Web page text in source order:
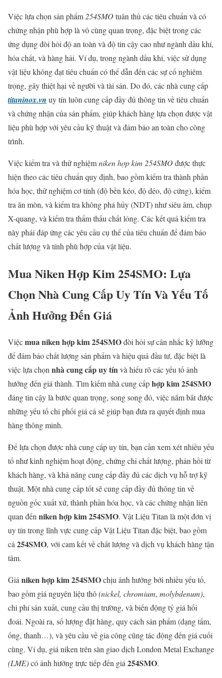
Việc lựa chọn sản phẩm 254SMOtuân thủ các tiêu chuẩn và có
chứng nhận phù hợp là vô cùng quan trọng, đặc biệt trong các
ứng dụng đòi hỏi độ an toàn và độ tin cậy cao như ngành dầu khí,
hóa chất, và hàng hải. Ví dụ, trong ngành dầu khí, việc sử dụng
vật liệu không đạt tiêu chuẩn có thể dẫn đến các sự cố nghiêm
trọng, gây thiệt hại về người và tài sản. Do đó, các nhà cung cấp
titaninox.vn uy tín luôn cung cấp đầy đủ thông tin về tiêu chuẩn
và chứng nhận của sản phẩm, giúp khách hàng lựa chọn được vật
liệu phù hợp với yêu cầu kỹ thuật và đảm bảo an toàn cho công
trình.
Việc kiểm tra và thử nghiệmniken hợp kim 254SMOđược thực
hiện theo các tiêu chuẩn quy định, bao gồm kiểm tra thành phần
hóa học, thử nghiệm cơ tính (độ bền kéo, độ dẻo, độ cứng), kiểm
tra ăn mòn, và kiểm tra không phá hủy (NDT) như siêu âm, chụp
X-quang, và kiểm tra thẩm thấu chất lỏng. Các kết quả kiểm tra
này phải đáp ứng các yêu cầu cụ thể của tiêu chuẩn để đảm bảo
chất lượng và tính phù hợp của vật liệu.
Mua Niken Hợp Kim 254SMO: Lựa
Chọn Nhà Cung Cấp Uy Tín Và Yếu Tố
Ảnh Hưởng Đến Giá
Việcmua niken hợp kim 254SMOđòi hỏi sự cân nhắc kỹ lưỡng
để đảm bảo chất lượng sản phẩm và hiệu quả đầu tư, đặc biệt là
việc lựa chọnnhà cung cấp uy tínvà hiểu rõ các yếu tố ảnh
hưởng đến giá thành. Tìm kiếm nhà cung cấphợp kim 254SMO
đáng tin cậy là bước quan trọng, song song đó, việc nắm bắt được
những yếu tố chi phối giá cả sẽ giúp bạn đưa ra quyết định mua
hàng thông minh.
Để lựa chọn được nhà cung cấp uy tín, bạn cần xem xét nhiều yếu
tố như kinh nghiệm hoạt động, chứng chỉ chất lượng, phản hồi từ
khách hàng, và khả năng cung cấp đầy đủ các dịch vụ hỗ trợ kỹ
thuật. Một nhà cung cấp tốt sẽ cung cấp đầy đủ thông tin về
nguồn gốc xuất xứ, thành phần hóa học, và các chứng nhận liên
quan đếnniken hợp kim 254SMO. Vật Liệu Titan là một đơn vị
uy tín trong lĩnh vực cung cấp Vật Liệu Titan đặc biệt, bao gồm
cả254SMO, với cam kết về chất lượng và dịch vụ khách hàng tận
tâm.
Giániken hợp kim 254SMOchịu ảnh hưởng bởi nhiều yếu tố,
bao gồm giá nguyên liệu thô(nickel, chromium, molybdenum),
chi phí sản xuất, cung cầu thị trường, và biến động tỷ giá hối
đoái. Ngoài ra, số lượng đặt hàng, quy cách sản phẩm (dạng tấm,
ống, thanh…), và yêu cầu về gia công cũng tác động đến giá cuối
cùng. Ví dụ, giá niken trên sàn giao dịch London Metal Exchange
(LME)có ảnh hưởng trực tiếp đến giá254SMO.